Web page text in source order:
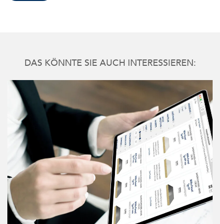
DAS KÖNNTE SIE AUCH INTERESSIEREN: